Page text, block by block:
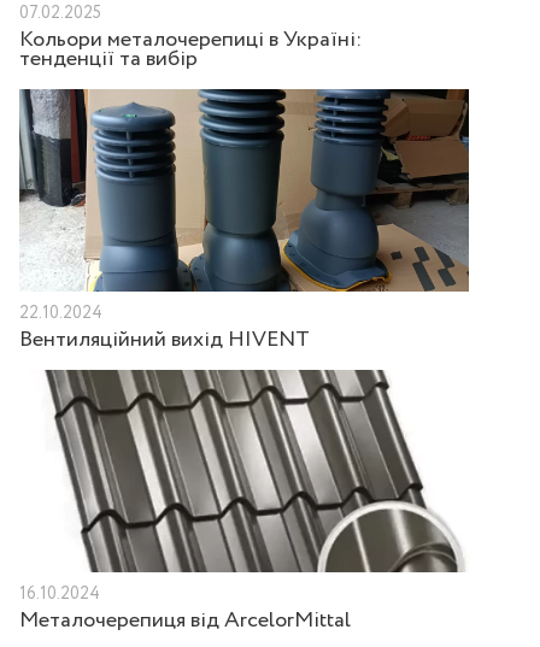
07.02.2025
Кольори металочерепиці в Україні:
тенденції та вибір
22.10.2024
Вентиляційний вихід HIVENT
16.10.2024
Металочерепиця від ArcelorMittal